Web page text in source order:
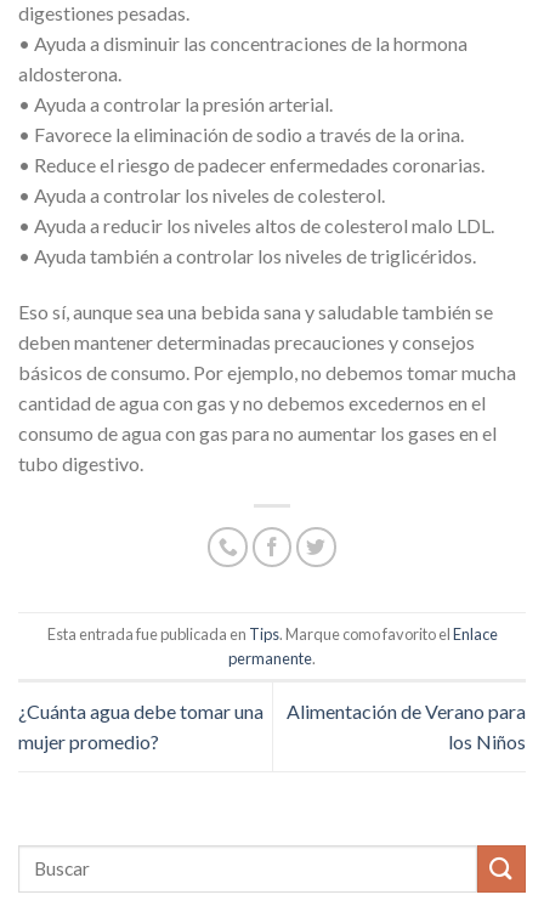
digestiones pesadas.
• Ayuda a disminuir las concentraciones de la hormona
aldosterona.
• Ayuda a controlar la presión arterial.
• Favorece la eliminación de sodio a través de la orina.
• Reduce el riesgo de padecer enfermedades coronarias.
• Ayuda a controlar los niveles de colesterol.
• Ayuda a reducir los niveles altos de colesterol malo LDL.
• Ayuda también a controlar los niveles de triglicéridos.
Eso sí, aunque sea una bebida sana y saludable también se
deben mantener determinadas precauciones y consejos
básicos de consumo. Por ejemplo, no debemos tomar mucha
cantidad de agua con gas y no debemos excedernos en el
consumo de agua con gas para no aumentar los gases en el
tubo digestivo.
Esta entrada fue publicada en Tips. Marque como favorito elEnlace
permanente.
¿Cuánta agua debe tomar una
mujer promedio?
Alimentación de Verano para
los Niños